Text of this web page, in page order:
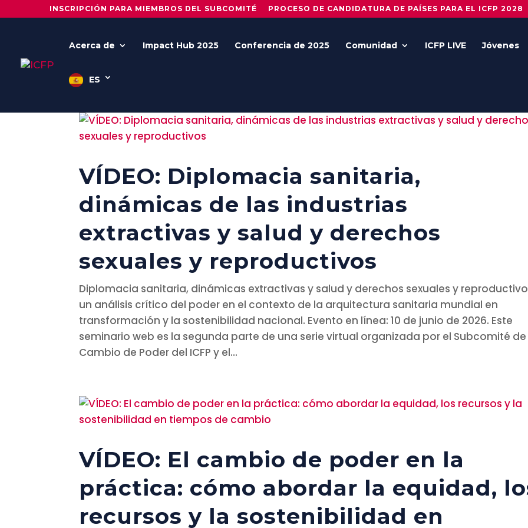
INSCRIPCIÓN PARA MIEMBROS DEL SUBCOMITÉ PROCESO DE CANDIDATURA DE PAÍSES PARA EL ICFP 2028
Acerca de Impact Hub 2025 Conferencia de 2025 Comunidad ICFP LIVE Jóvenes
ES
VÍDEO: Diplomacia sanitaria,
dinámicas de las industrias
extractivas y salud y derechos
sexuales y reproductivos
Diplomacia sanitaria, dinámicas extractivas y salud y derechos sexuales y
un análisis crítico del poder en el contexto de la arquitectura sanitaria mundial en
transformación y la sostenibilidad nacional. Evento en línea: 10 de junio de 2026. Este
seminario web es la segunda parte de una serie virtual organizada por el Subcomité de
Cambio de Poder del ICFP y el...
VÍDEO: El cambio de poder en la
práctica: cómo abordar la equidad,
recursos y la sostenibilidad en